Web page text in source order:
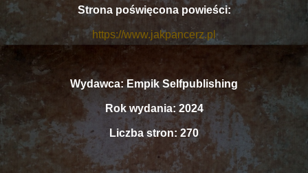
Strona poświęcona powieści:
https://www.jakpancerz.pl
Wydawca: Empik Selfpublishing
Rok wydania: 2024
Liczba stron: 270